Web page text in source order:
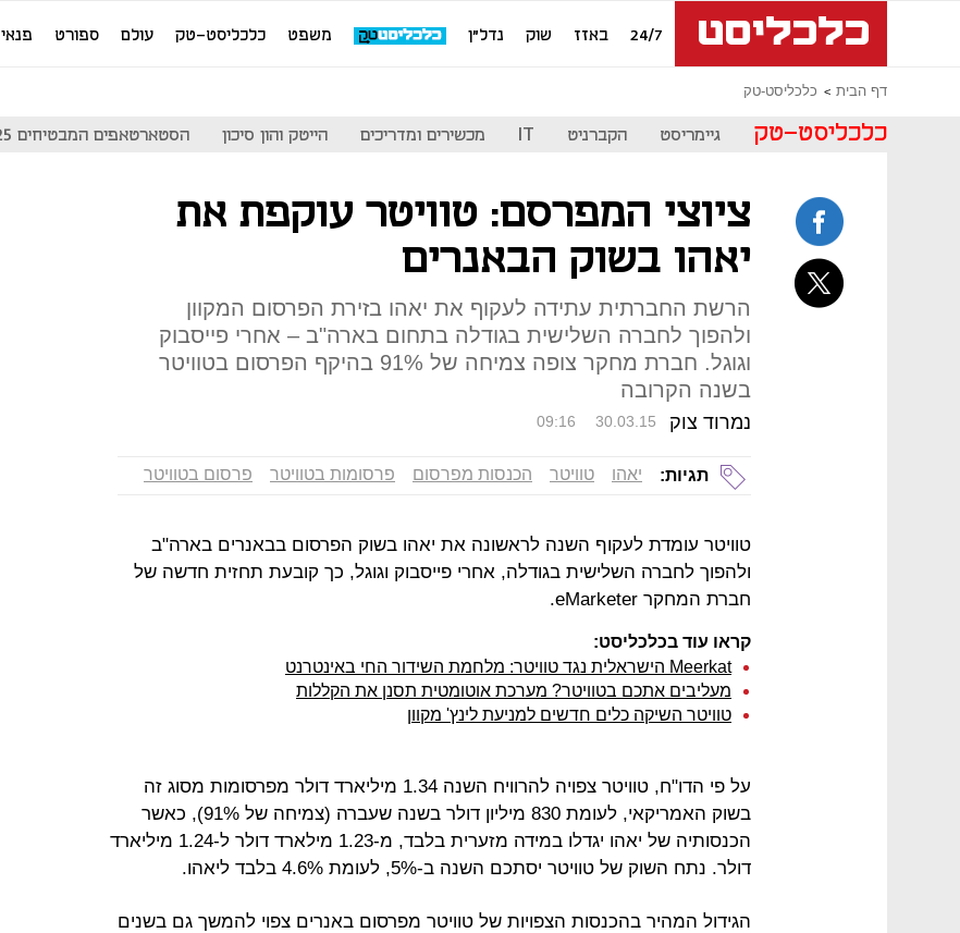
24/7 באזז שוק נדל"ן משפט כלכליסט-טק עולם ספורט פנאי
דף הבית כלכליסט-טק
כלכליסט-טק גיימריסט הקברניט IT מכשירים ומדריכים הייטק והון סיכון הסטארטאפים המבטיחים 25
ציוצי המפרסם: טוויטר עוקפת את
יאהו בשוק הבאנרים
הרשת החברתית עתידה לעקוף את יאהו בזירת הפרסום המקוון
ולהפוך לחברה השלישית בגודלה בתחום בארה"ב – אחרי פייסבוק
וגוגל. חברת מחקר צופה צמיחה של 91% בהיקף הפרסום בטוויטר
בשנה הקרובה
נמרוד צוק 09:16 30.03.15
תגיות: יאהו טוויטר הכנסות מפרסום פרסומות בטוויטר פרסום בטוויטר
טוויטר עומדת לעקוף השנה לראשונה את יאהו בשוק הפרסום בבאנרים בארה"ב
ולהפוך לחברה השלישית בגודלה, אחרי פייסבוק וגוגל, כך קובעת תחזית חדשה של
חברת המחקר eMarketer.
קראו עוד בכלכליסט:
Meerkat הישראלית נגד טוויטר: מלחמת השידור החי באינטרנט
מעליבים אתכם בטוויטר? מערכת אוטומטית תסנן את הקללות
טוויטר השיקה כלים חדשים למניעת לינץ' מקוון
על פי הדו"ח, טוויטר צפויה להרוויח השנה 1.34 מיליארד דולר מפרסומות מסוג זה
בשוק האמריקאי, לעומת 830 מיליון דולר בשנה שעברה (צמיחה של 91%), כאשר
הכנסותיה של יאהו יגדלו במידה מזערית בלבד, מ-1.23 מילארד דולר ל-1.24 מיליארד
דולר. נתח השוק של טוויטר יסתכם השנה ב-5%, לעומת 4.6% בלבד ליאהו.
הגידול המהיר בהכנסות הצפויות של טוויטר מפרסום באנרים צפוי להמשך גם בשנים